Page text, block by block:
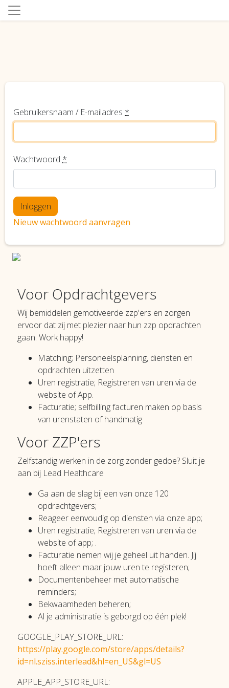
Gebruikersnaam / E-mailadres *
Wachtwoord *
Nieuw wachtwoord aanvragen
Voor Opdrachtgevers
Wij bemiddelen gemotiveerde zzp'ers en zorgen
ervoor dat zij met plezier naar hun zzp opdrachten
gaan. Work happy!
Matching; Personeelsplanning, diensten en
opdrachten uitzetten
Uren registratie; Registreren van uren via de
website of App.
Facturatie; selfbilling facturen maken op basis
van urenstaten of handmatig
Voor ZZP'ers
Zelfstandig werken in de zorg zonder gedoe? Sluit je
aan bij Lead Healthcare
Ga aan de slag bij een van onze 120
opdrachtgevers;
Reageer eenvoudig op diensten via onze app;
Uren registratie; Registreren van uren via de
website of app; .
Facturatie nemen wij je geheel uit handen. Jij
hoeft alleen maar jouw uren te registeren;
Documentenbeheer met automatische
reminders;
Bekwaamheden beheren;
Al je administratie is geborgd op één plek!
GOOGLE_PLAY_STORE_URL:
https://play.google.com/store/apps/details?
id=nl.sziss.interlead&hl=en_US&gl=US
APPLE_APP_STORE_URL: